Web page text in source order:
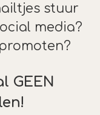
stuur
media?
GEEN